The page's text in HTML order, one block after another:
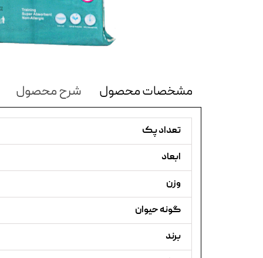
مشخصات محصول شرح محصول
تعداد پک
ابعاد
وزن
گونه حیوان
برند